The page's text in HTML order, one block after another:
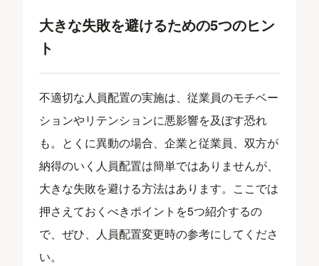
大きな失敗を避けるための5つのヒン
ト
不適切な人員配置の実施は、従業員のモチベー
ションやリテンションに悪影響を及ぼす恐れ
も。とくに異動の場合、企業と従業員、双方が
納得のいく人員配置は簡単ではありませんが、
大きな失敗を避ける方法はあります。ここでは
押さえておくべきポイントを5つ紹介するの
で、ぜひ、人員配置変更時の参考にしてくださ
い。